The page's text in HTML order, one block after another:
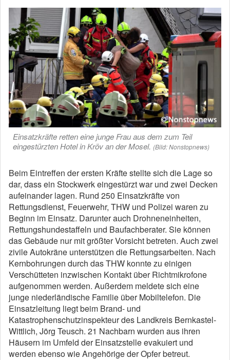
Einsatzkräfte retten eine junge Frau aus dem zum Teil
eingestürzten Hotel in Kröv an der Mosel. (Bild: Nonstopnews)
Beim Eintreffen der ersten Kräfte stellte sich die Lage so
dar, dass ein Stockwerk eingestürzt war und zwei Decken
aufeinander lagen. Rund 250 Einsatzkräfte von
Rettungsdienst, Feuerwehr, THW und Polizei waren zu
Beginn im Einsatz. Darunter auch Drohneneinheiten,
Rettungshundestaffeln und Baufachberater. Sie können
das Gebäude nur mit größter Vorsicht betreten. Auch zwei
zivile Autokräne unterstützen die Rettungsarbeiten. Nach
Kernbohrungen durch das THW konnte zu einigen
Verschütteten inzwischen Kontakt über Richtmikrofone
aufgenommen werden. Außerdem meldete sich eine
junge niederländische Familie über Mobiltelefon. Die
Einsatzleitung liegt beim Brand- und
Katastrophenschutzinspekteur des Landkreis Bernkastel-
Wittlich, Jörg Teusch. 21 Nachbarn wurden aus ihren
Häusern im Umfeld der Einsatzstelle evakuiert und
werden ebenso wie Angehörige der Opfer betreut.